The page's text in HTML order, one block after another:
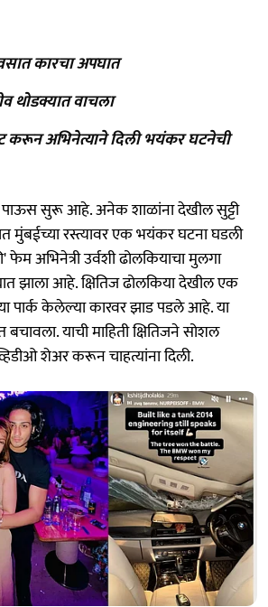
कारचा अपघात
थोडक्यात वाचला
करून अभिनेत्याने दिली भयंकर घटनेची
सुरू आहे. अनेक शाळांना देखील सुट्टी
रस्त्यावर एक भयंकर घटना घडली
अभिनेत्री उर्वशी ढोलकियाचा मुलगा
झाला आहे. क्षितिज ढोलकिया देखील एक
पार्क केलेल्या कारवर झाड पडले आहे. या
याची माहिती क्षितिजने सोशल
शेअर करून चाहत्यांना दिली.